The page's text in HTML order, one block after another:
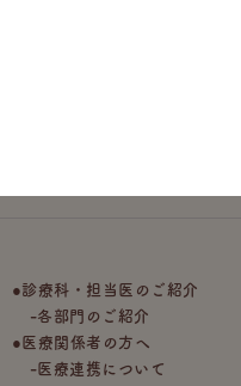
診療科・担当医のご紹介
各部門のご紹介
医療関係者の方へ
医療連携について